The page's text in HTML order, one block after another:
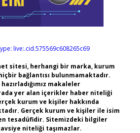
live:.cid.575569c608265c69
sitesi, herhangi bir marka, kurum
bağlantısı bulunmamaktadır.
makaleler
yer alan içerikler haber niteliği
kurum ve kişiler hakkında
Gerçek kurum ve kişiler ile isim
tesadüfidir. Sitemizdeki bilgiler
niteliği taşımazlar.